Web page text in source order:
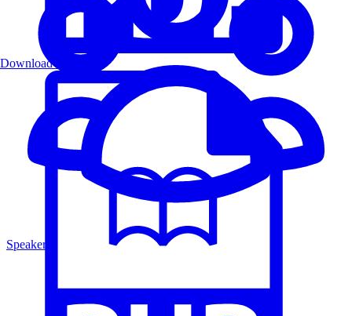
Speakers
Download PDF